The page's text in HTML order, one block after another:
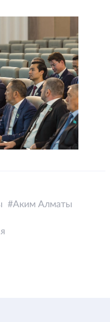
Аким Алматы